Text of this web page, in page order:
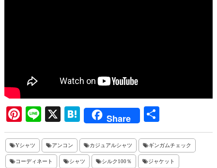
Pi
nt
er
es
Li
ne
X
H
at
en
a
Share
有
Yシャツ アンコン カジュアルシャツ ギンガムチェック
コーディネート シャツ シルク100％ ジャケット